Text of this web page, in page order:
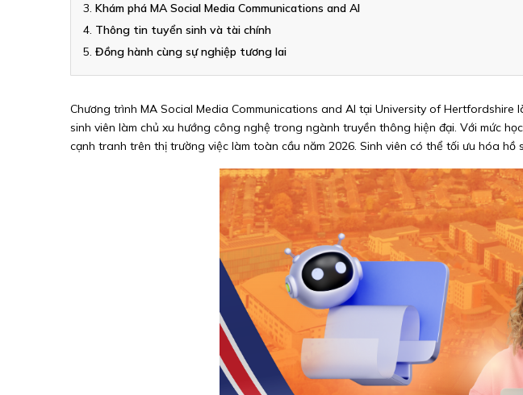
Khám phá MA Social Media Communications and AI
Thông tin tuyển sinh và tài chính
Đồng hành cùng sự nghiệp tương lai
Chương trình MA Social Media Communications and AI tại University of
sinh viên làm chủ xu hướng công nghệ trong ngành truyền thông hiện đại. Với mức
cạnh tranh trên thị trường việc làm toàn cầu năm 2026. Sinh viên có thể tối ưu hóa